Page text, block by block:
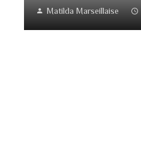
Matilda Marseillaise